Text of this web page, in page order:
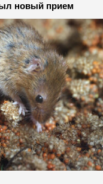
новый прием